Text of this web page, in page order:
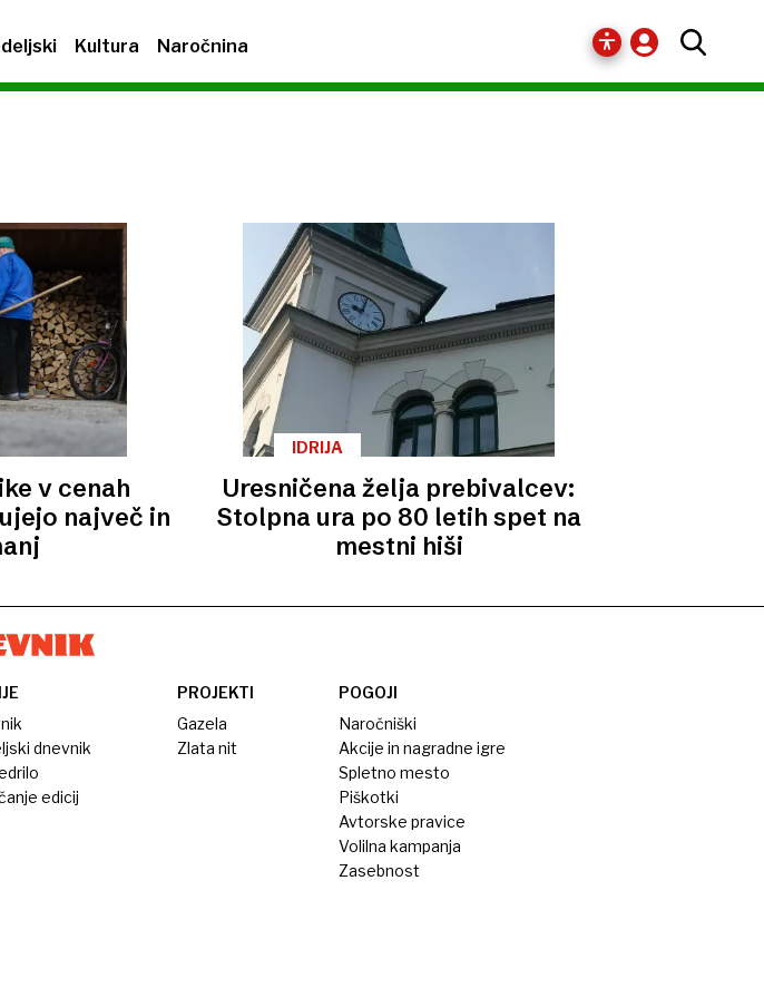
Kultura Naročnina
v cenah
največ in
IDRIJA
Uresničena želja prebivalcev:
Stolpna ura po 80 letih spet na
mestni hiši
dnevnik
edicij
PROJEKTI
Gazela
Zlata nit
POGOJI
Naročniški
Akcije in nagradne igre
Spletno mesto
Piškotki
Avtorske pravice
Volilna kampanja
Zasebnost